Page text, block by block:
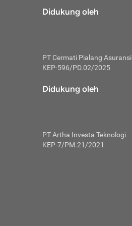
tidak
skor
Mulai
kembali ideal.
utang
Didukung oleh
PT Cermati Pialang Asuransi
KEP-596/PD.02/2025
Didukung oleh
PT Artha Investa Teknologi
KEP-7/PM.21/2021